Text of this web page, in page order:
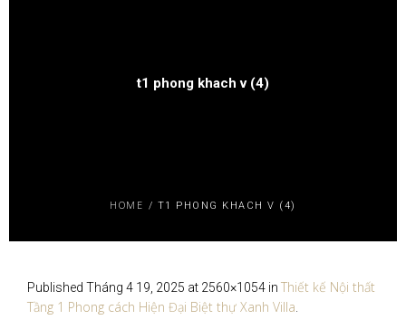
t1 phong khach v (4)
HOME / T1 PHONG KHACH V (4)
Published Tháng 4 19, 2025 at 2560×1054 in Thiết kế Nội thất
Tầng 1 Phong cách Hiện Đại Biệt thự Xanh Villa.